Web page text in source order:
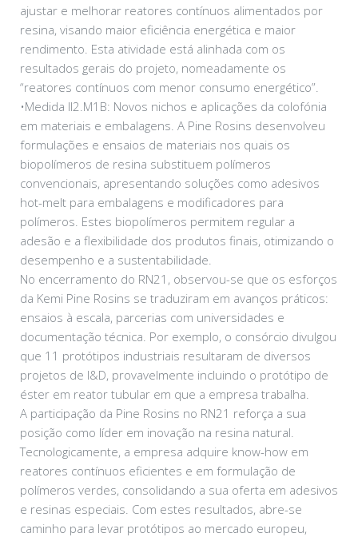
ajustar e melhorar reatores contínuos alimentados por
resina, visando maior eficiência energética e maior
rendimento. Esta atividade está alinhada com os
resultados gerais do projeto, nomeadamente os
“reatores contínuos com menor consumo energético”.
•Medida II2.M1B: Novos nichos e aplicações da colofónia
em materiais e embalagens. A Pine Rosins desenvolveu
formulações e ensaios de materiais nos quais os
biopolímeros de resina substituem polímeros
convencionais, apresentando soluções como adesivos
hot-melt para embalagens e modificadores para
polímeros. Estes biopolímeros permitem regular a
adesão e a flexibilidade dos produtos finais, otimizando o
desempenho e a sustentabilidade.
No encerramento do RN21, observou-se que os esforços
da Kemi Pine Rosins se traduziram em avanços práticos:
ensaios à escala, parcerias com universidades e
documentação técnica. Por exemplo, o consórcio divulgou
que 11 protótipos industriais resultaram de diversos
projetos de I&D, provavelmente incluindo o protótipo de
éster em reator tubular em que a empresa trabalha.
A participação da Pine Rosins no RN21 reforça a sua
posição como líder em inovação na resina natural.
Tecnologicamente, a empresa adquire know-how em
reatores contínuos eficientes e em formulação de
polímeros verdes, consolidando a sua oferta em adesivos
e resinas especiais. Com estes resultados, abre-se
caminho para levar protótipos ao mercado europeu,